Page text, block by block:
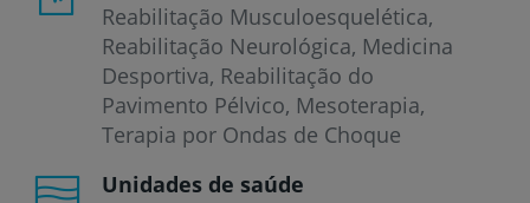
Reabilitação Musculoesquelética,
Reabilitação Neurológica, Medicina
Desportiva, Reabilitação do
Pavimento Pélvico, Mesoterapia,
Terapia por Ondas de Choque
Unidades de saúde